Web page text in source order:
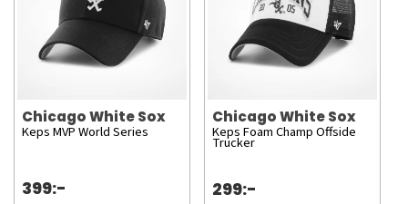
Chicago White Sox
Keps MVP World Series
399:-
Chicago White Sox
Keps Foam Champ Offside
Trucker
299:-